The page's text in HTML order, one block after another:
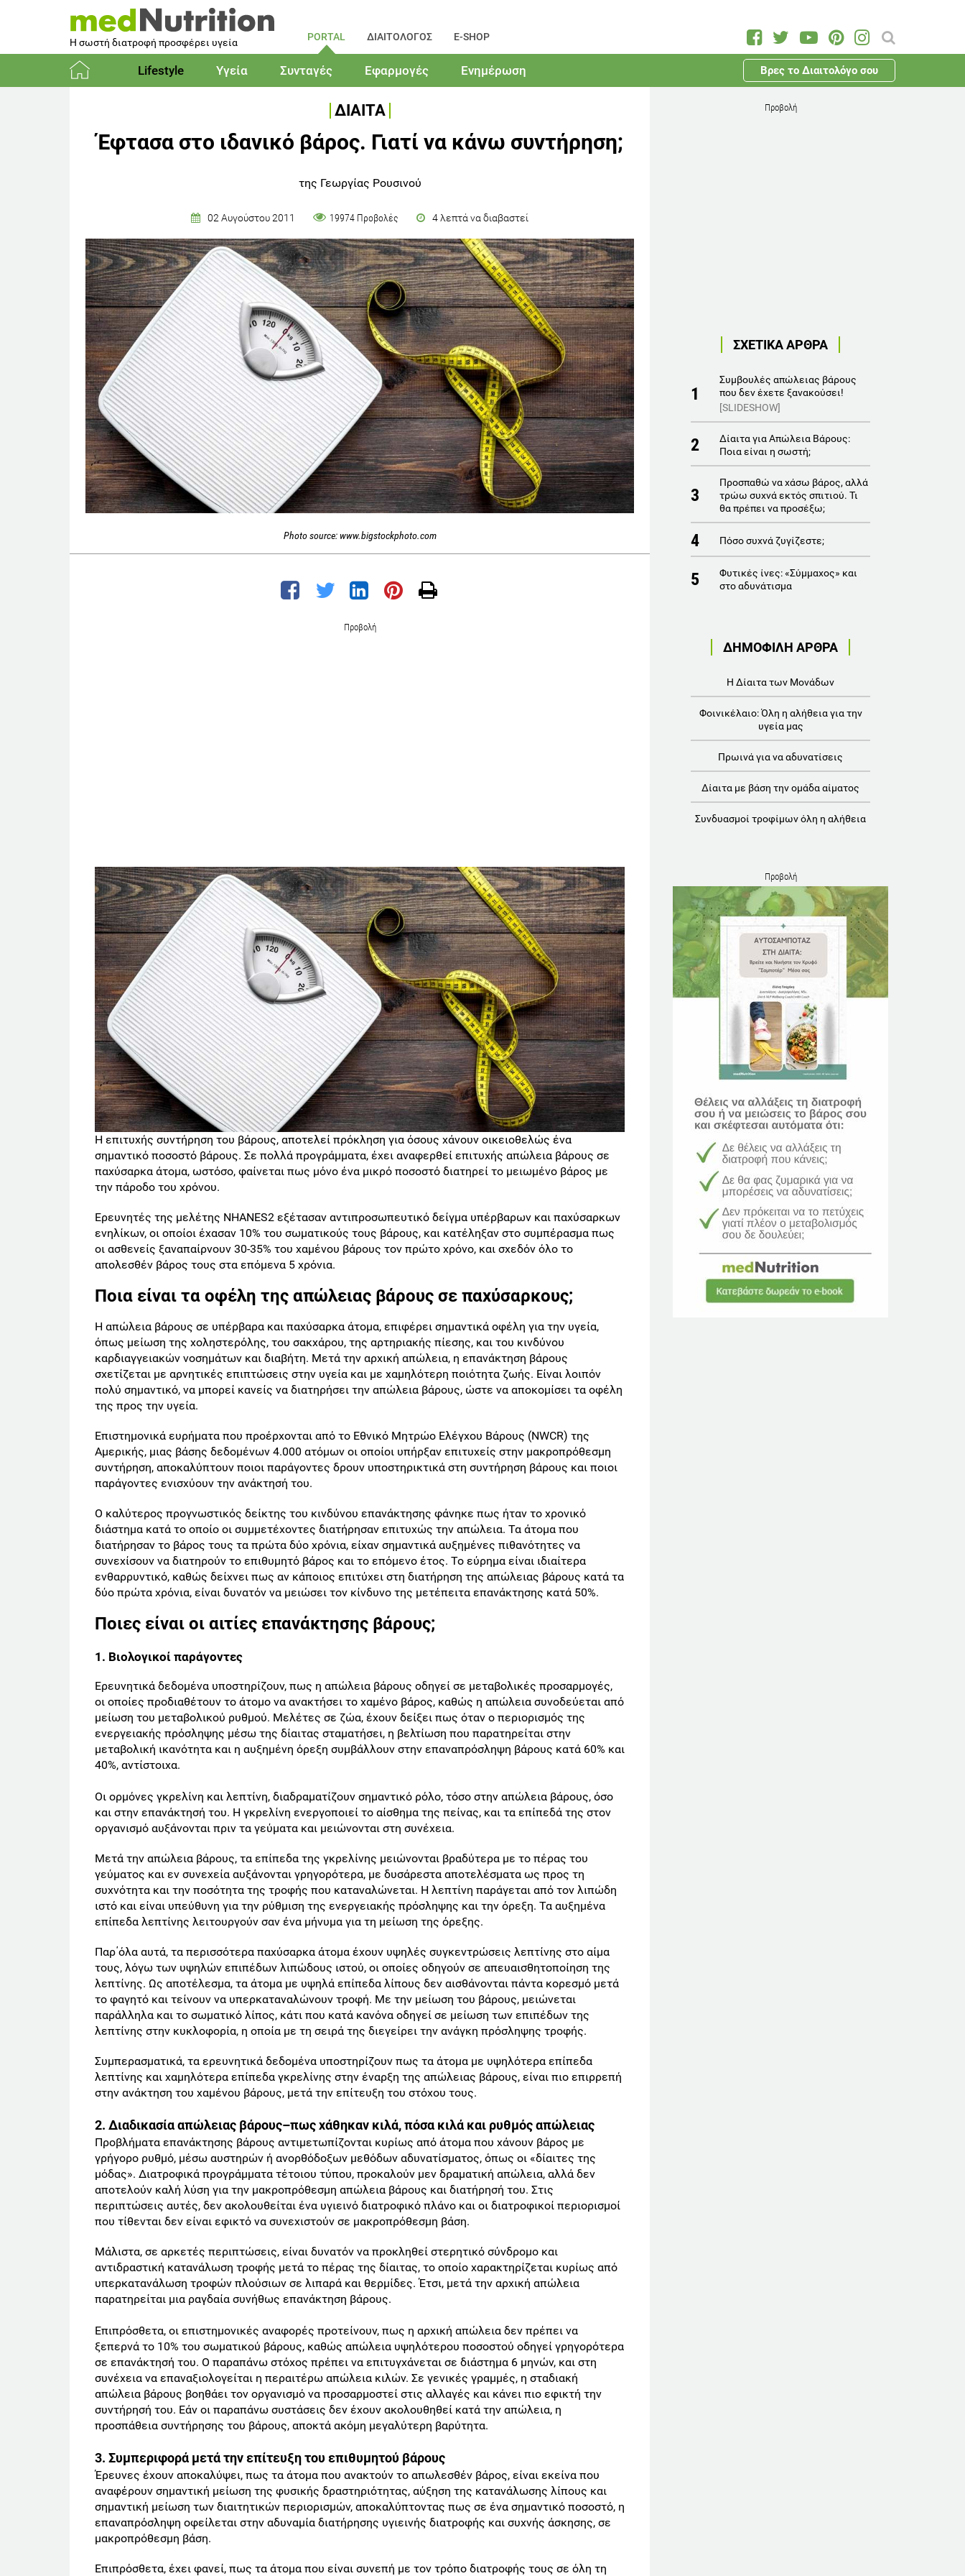
Η σωστή διατροφή προσφέρει υγεία PORTAL ΔΙΑΙΤΟΛΟΓΟΣ E-SHOP
Lifestyle Υγεία Συνταγές Εφαρμογές Ενημέρωση Βρες το Διαιτολόγο σου
ΔΙΑΙΤΑ
Έφτασα στο ιδανικό βάρος. Γιατί να κάνω συντήρηση;
της Γεωργίας Ρουσινού
02 Αυγούστου 2011 19974 Προβολές 4 λεπτά να διαβαστεί
Photo source: www.bigstockphoto.com
Προβολή
Η επιτυχής συντήρηση του βάρους, αποτελεί πρόκληση για όσους χάνουν οικειοθελώς ένα
σημαντικό ποσοστό βάρους. Σε πολλά προγράμματα, έχει αναφερθεί επιτυχής απώλεια βάρους σε
παχύσαρκα άτομα, ωστόσο, φαίνεται πως μόνο ένα μικρό ποσοστό διατηρεί το μειωμένο βάρος με
την πάροδο του χρόνου.
Ερευνητές της μελέτης NHANES2 εξέτασαν αντιπροσωπευτικό δείγμα υπέρβαρων και παχύσαρκων
ενηλίκων, οι οποίοι έχασαν 10% του σωματικούς τους βάρους, και κατέληξαν στο συμπέρασμα πως
οι ασθενείς ξαναπαίρνουν 30-35% του χαμένου βάρους τον πρώτο χρόνο, και σχεδόν όλο το
απολεσθέν βάρος τους στα επόμενα 5 χρόνια.
Ποια είναι τα οφέλη της απώλειας βάρους σε παχύσαρκους;
Η απώλεια βάρους σε υπέρβαρα και παχύσαρκα άτομα, επιφέρει σημαντικά οφέλη για την υγεία,
όπως μείωση της χοληστερόλης, του σακχάρου, της αρτηριακής πίεσης, και του κινδύνου
καρδιαγγειακών νοσημάτων και διαβήτη. Μετά την αρχική απώλεια, η επανάκτηση βάρους
σχετίζεται με αρνητικές επιπτώσεις στην υγεία και με χαμηλότερη ποιότητα ζωής. Είναι λοιπόν
πολύ σημαντικό, να μπορεί κανείς να διατηρήσει την απώλεια βάρους, ώστε να αποκομίσει τα οφέλη
της προς την υγεία.
Επιστημονικά ευρήματα που προέρχονται από το Εθνικό Μητρώο Ελέγχου Βάρους (NWCR) της
Αμερικής, μιας βάσης δεδομένων 4.000 ατόμων οι οποίοι υπήρξαν επιτυχείς στην μακροπρόθεσμη
συντήρηση, αποκαλύπτουν ποιοι παράγοντες δρουν υποστηρικτικά στη συντήρηση βάρους και ποιοι
παράγοντες ενισχύουν την ανάκτησή του.
Ο καλύτερος προγνωστικός δείκτης του κινδύνου επανάκτησης φάνηκε πως ήταν το χρονικό
διάστημα κατά το οποίο οι συμμετέχοντες διατήρησαν επιτυχώς την απώλεια. Τα άτομα που
διατήρησαν το βάρος τους τα πρώτα δύο χρόνια, είχαν σημαντικά αυξημένες πιθανότητες να
συνεχίσουν να διατηρούν το επιθυμητό βάρος και το επόμενο έτος. Το εύρημα είναι ιδιαίτερα
ενθαρρυντικό, καθώς δείχνει πως αν κάποιος επιτύχει στη διατήρηση της απώλειας βάρους κατά τα
δύο πρώτα χρόνια, είναι δυνατόν να μειώσει τον κίνδυνο της μετέπειτα επανάκτησης κατά 50%.
Ποιες είναι οι αιτίες επανάκτησης βάρους;
1. Βιολογικοί παράγοντες
Ερευνητικά δεδομένα υποστηρίζουν, πως η απώλεια βάρους οδηγεί σε μεταβολικές προσαρμογές,
οι οποίες προδιαθέτουν το άτομο να ανακτήσει το χαμένο βάρος, καθώς η απώλεια συνοδεύεται από
μείωση του μεταβολικού ρυθμού. Μελέτες σε ζώα, έχουν δείξει πως όταν ο περιορισμός της
ενεργειακής πρόσληψης μέσω της δίαιτας σταματήσει, η βελτίωση που παρατηρείται στην
μεταβολική ικανότητα και η αυξημένη όρεξη συμβάλλουν στην επαναπρόσληψη βάρους κατά 60% και
40%, αντίστοιχα.
Οι ορμόνες γκρελίνη και λεπτίνη, διαδραματίζουν σημαντικό ρόλο, τόσο στην απώλεια βάρους, όσο
και στην επανάκτησή του. Η γκρελίνη ενεργοποιεί το αίσθημα της πείνας, και τα επίπεδά της στον
οργανισμό αυξάνονται πριν τα γεύματα και μειώνονται στη συνέχεια.
Μετά την απώλεια βάρους, τα επίπεδα της γκρελίνης μειώνονται βραδύτερα με το πέρας του
γεύματος και εν συνεχεία αυξάνονται γρηγορότερα, με δυσάρεστα αποτελέσματα ως προς τη
συχνότητα και την ποσότητα της τροφής που καταναλώνεται. Η λεπτίνη παράγεται από τον λιπώδη
ιστό και είναι υπεύθυνη για την ρύθμιση της ενεργειακής πρόσληψης και την όρεξη. Τα αυξημένα
επίπεδα λεπτίνης λειτουργούν σαν ένα μήνυμα για τη μείωση της όρεξης.
Παρ΄όλα αυτά, τα περισσότερα παχύσαρκα άτομα έχουν υψηλές συγκεντρώσεις λεπτίνης στο αίμα
τους, λόγω των υψηλών επιπέδων λιπώδους ιστού, οι οποίες οδηγούν σε απευαισθητοποίηση της
λεπτίνης. Ως αποτέλεσμα, τα άτομα με υψηλά επίπεδα λίπους δεν αισθάνονται πάντα κορεσμό μετά
το φαγητό και τείνουν να υπερκαταναλώνουν τροφή. Με την μείωση του βάρους, μειώνεται
παράλληλα και το σωματικό λίπος, κάτι που κατά κανόνα οδηγεί σε μείωση των επιπέδων της
λεπτίνης στην κυκλοφορία, η οποία με τη σειρά της διεγείρει την ανάγκη πρόσληψης τροφής.
Συμπερασματικά, τα ερευνητικά δεδομένα υποστηρίζουν πως τα άτομα με υψηλότερα επίπεδα
λεπτίνης και χαμηλότερα επίπεδα γκρελίνης στην έναρξη της απώλειας βάρους, είναι πιο επιρρεπή
στην ανάκτηση του χαμένου βάρους, μετά την επίτευξη του στόχου τους.
2. Διαδικασία απώλειας βάρους–πως χάθηκαν κιλά, πόσα κιλά και ρυθμός απώλειας
Προβλήματα επανάκτησης βάρους αντιμετωπίζονται κυρίως από άτομα που χάνουν βάρος με
γρήγορο ρυθμό, μέσω αυστηρών ή ανορθόδοξων μεθόδων αδυνατίσματος, όπως οι «δίαιτες της
μόδας». Διατροφικά προγράμματα τέτοιου τύπου, προκαλούν μεν δραματική απώλεια, αλλά δεν
αποτελούν καλή λύση για την μακροπρόθεσμη απώλεια βάρους και διατήρησή του. Στις
περιπτώσεις αυτές, δεν ακολουθείται ένα υγιεινό διατροφικό πλάνο και οι διατροφικοί περιορισμοί
που τίθενται δεν είναι εφικτό να συνεχιστούν σε μακροπρόθεσμη βάση.
Μάλιστα, σε αρκετές περιπτώσεις, είναι δυνατόν να προκληθεί στερητικό σύνδρομο και
αντιδραστική κατανάλωση τροφής μετά το πέρας της δίαιτας, το οποίο χαρακτηρίζεται κυρίως από
υπερκατανάλωση τροφών πλούσιων σε λιπαρά και θερμίδες. Έτσι, μετά την αρχική απώλεια
παρατηρείται μια ραγδαία συνήθως επανάκτηση βάρους.
Επιπρόσθετα, οι επιστημονικές αναφορές προτείνουν, πως η αρχική απώλεια δεν πρέπει να
ξεπερνά το 10% του σωματικού βάρους, καθώς απώλεια υψηλότερου ποσοστού οδηγεί γρηγορότερα
σε επανάκτησή του. Ο παραπάνω στόχος πρέπει να επιτυγχάνεται σε διάστημα 6 μηνών, και στη
συνέχεια να επαναξιολογείται η περαιτέρω απώλεια κιλών. Σε γενικές γραμμές, η σταδιακή
απώλεια βάρους βοηθάει τον οργανισμό να προσαρμοστεί στις αλλαγές και κάνει πιο εφικτή την
συντήρησή του. Εάν οι παραπάνω συστάσεις δεν έχουν ακολουθηθεί κατά την απώλεια, η
προσπάθεια συντήρησης του βάρους, αποκτά ακόμη μεγαλύτερη βαρύτητα.
3. Συμπεριφορά μετά την επίτευξη του επιθυμητού βάρους
Έρευνες έχουν αποκαλύψει, πως τα άτομα που ανακτούν το απωλεσθέν βάρος, είναι εκείνα που
αναφέρουν σημαντική μείωση της φυσικής δραστηριότητας, αύξηση της κατανάλωσης λίπους και
σημαντική μείωση των διαιτητικών περιορισμών, αποκαλύπτοντας πως σε ένα σημαντικό ποσοστό, η
επαναπρόσληψη οφείλεται στην αδυναμία διατήρησης υγιεινής διατροφής και συχνής άσκησης, σε
μακροπρόθεσμη βάση.
Επιπρόσθετα, έχει φανεί, πως τα άτομα που είναι συνεπή με τον τρόπο διατροφής τους σε όλη τη
Προβολή
ΣΧΕΤΙΚΑ ΑΡΘΡΑ
1
Συμβουλές απώλειας βάρους
που δεν έχετε ξανακούσει!
[SLIDESHOW]
2
Δίαιτα για Aπώλεια Bάρους:
Ποια είναι η σωστή;
3
Προσπαθώ να χάσω βάρος, αλλά
τρώω συχνά εκτός σπιτιού. Τι
θα πρέπει να προσέξω;
4 Πόσο συχνά ζυγίζεστε;
5
Φυτικές ίνες: «Σύμμαχος» και
στο αδυνάτισμα
ΔΗΜΟΦΙΛΗ ΑΡΘΡΑ
Η Δίαιτα των Μονάδων
Φοινικέλαιο: Όλη η αλήθεια για την
υγεία μας
Πρωινά για να αδυνατίσεις
Δίαιτα με βάση την ομάδα αίματος
Συνδυασμοί τροφίμων όλη η αλήθεια
Προβολή